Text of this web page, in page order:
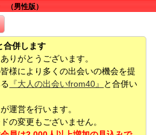
（男性版）
合併します
りがとうございます。
様により多くの出会いの機会を提
『大人の出会いfrom40』 と合併い
運営を行います。
の変更もございません。